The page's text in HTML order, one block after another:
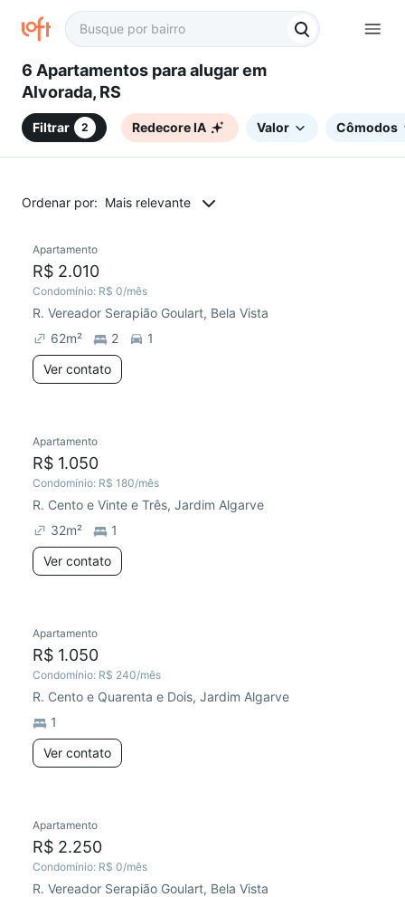
6 Apartamentos para alugar em
Alvorada, RS
Filtrar 2 Redecore IA Valor Cômodos
Ordenar por: Mais relevante
Apartamento
R$ 2.010
Condomínio: R$ 0/mês
R. Vereador Serapião Goulart, Bela Vista
62m² 2
1
Ver contato
Apartamento
R$ 1.050
Condomínio: R$ 180/mês
R. Cento e Vinte e Três, Jardim Algarve
32m²
1
Ver contato
Redecorar
Apartamento
R$ 1.050
Condomínio: R$ 240/mês
R. Cento e Quarenta e Dois, Jardim Algarve
1
Ver contato
Apartamento
R$ 2.250
Condomínio: R$ 0/mês
R. Vereador Serapião Goulart, Bela Vista